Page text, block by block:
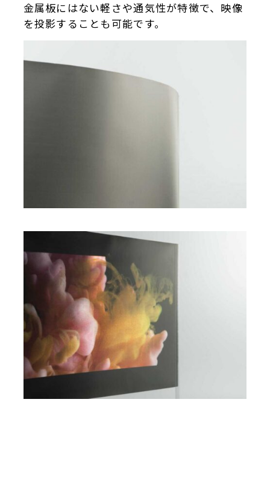
金属板にはない軽さや通気性が特徴で、映像
を投影することも可能です。